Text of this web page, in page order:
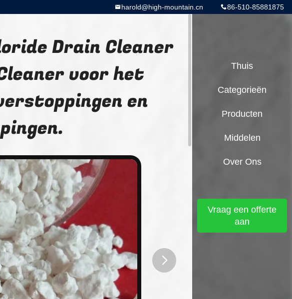
86-510-85881875
harold@high-mountain.cn
Drain Cleaner
voor het
en
Thuis
Categorieën
Producten
Middelen
Over Ons
Vraag een offerte
aan